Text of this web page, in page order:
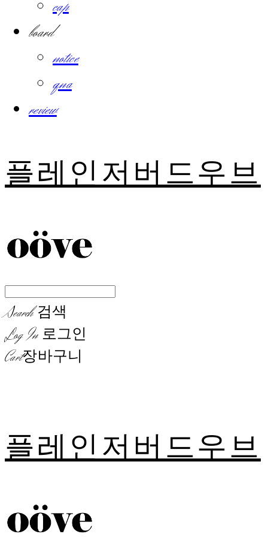
cap
board
notice
qna
review
플레인저버드우브
Search검색
Log In 로그인
Cart장바구니
플레인저버드우브